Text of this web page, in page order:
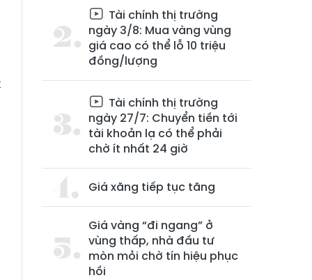
Tài chính thị trường
ngày 3/8: Mua vàng vùng
giá cao có thể lỗ 10 triệu
đồng/lượng
Tài chính thị trường
ngày 27/7: Chuyển tiền tới
tài khoản lạ có thể phải
chờ ít nhất 24 giờ
Giá xăng tiếp tục tăng
Giá vàng “đi ngang” ở
vùng thấp, nhà đầu tư
mòn mỏi chờ tín hiệu phục
hồi